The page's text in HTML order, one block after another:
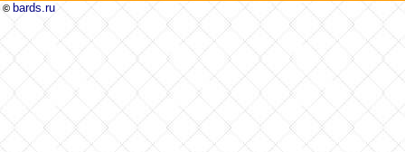
© bards.ru